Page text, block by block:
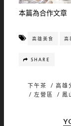
本篇為合作文章
高雄美食 高
SHARE
下午茶 / 高雄
/ 左營區 / 鳳